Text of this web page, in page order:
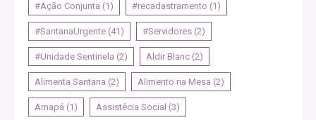
#Ação Conjunta (1) #recadastramento (1)
#SantanaUrgente (41) #Servidores (2)
#Unidade Sentinela (2) Aldir Blanc (2)
Alimenta Santana (2) Alimento na Mesa (2)
Amapá (1) Assistêcia Social (3)